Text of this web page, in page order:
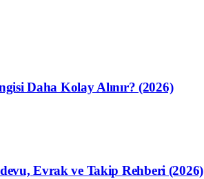
Daha Kolay Alınır? (2026)
Evrak ve Takip Rehberi (2026)